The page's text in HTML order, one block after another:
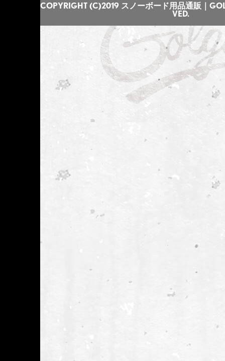
COPYRIGHT (C)2019 スノーボード用品通販｜
VED.